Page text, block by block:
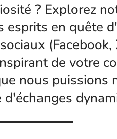
? Explorez
esprits en quête
de votre
nous puissions